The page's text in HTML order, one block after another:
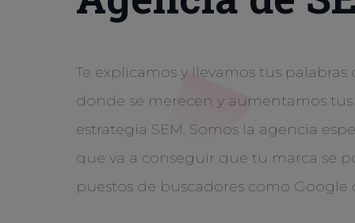
Te explicamos y llevamos tus
donde se merecen y aumentamos
estrategia SEM. Somos la agencia
que va a conseguir que tu marca se
puestos de buscadores como Google